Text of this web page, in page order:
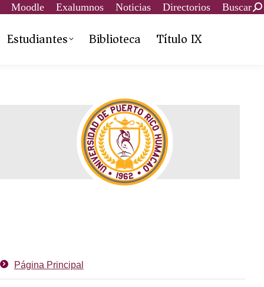
Moodle Exalumnos Noticias Directorios Buscar
Estudiantes Biblioteca Título IX
Página Principal